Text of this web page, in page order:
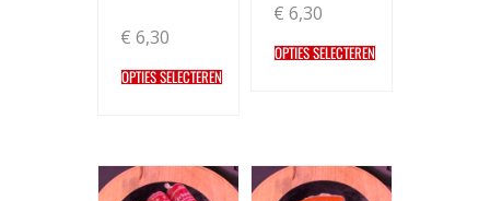
€ 6,30
OPTIES SELECTEREN
€ 6,30
OPTIES SELECTEREN